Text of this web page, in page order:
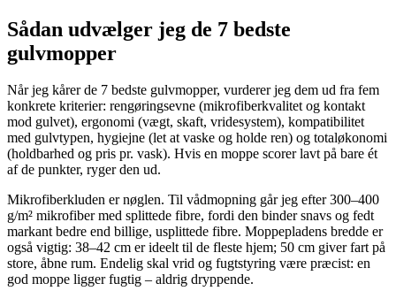
Sådan udvælger jeg de 7 bedste
gulvmopper
Når jeg kårer de 7 bedste gulvmopper, vurderer jeg dem ud fra fem
konkrete kriterier: rengøringsevne (mikrofiberkvalitet og kontakt
mod gulvet), ergonomi (vægt, skaft, vridesystem), kompatibilitet
med gulvtypen, hygiejne (let at vaske og holde ren) og totaløkonomi
(holdbarhed og pris pr. vask). Hvis en moppe scorer lavt på bare ét
af de punkter, ryger den ud.
Mikrofiberkluden er nøglen. Til vådmopning går jeg efter 300–400
g/m² mikrofiber med splittede fibre, fordi den binder snavs og fedt
markant bedre end billige, usplittede fibre. Moppepladens bredde er
også vigtig: 38–42 cm er ideelt til de fleste hjem; 50 cm giver fart på
store, åbne rum. Endelig skal vrid og fugtstyring være præcist: en
god moppe ligger fugtig – aldrig dryppende.